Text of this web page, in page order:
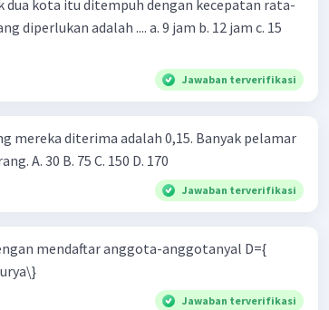
dua kota itu ditempuh dengan kecepatan rata-
.... a. 9 jam b. 12 jam c. 15
Jawaban terverifikasi
mereka diterima adalah 0,15. Banyak pelamar
A. 30 B. 75 C. 150 D. 170
Jawaban terverifikasi
mendaftar anggota-anggotanyal D={
Jawaban terverifikasi